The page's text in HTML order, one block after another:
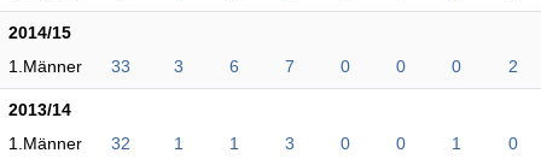
2014/15
1.Männer
33 3 6 7 0 0 0 2
2013/14
1.Männer
32 1 1 3 0 0 1 0